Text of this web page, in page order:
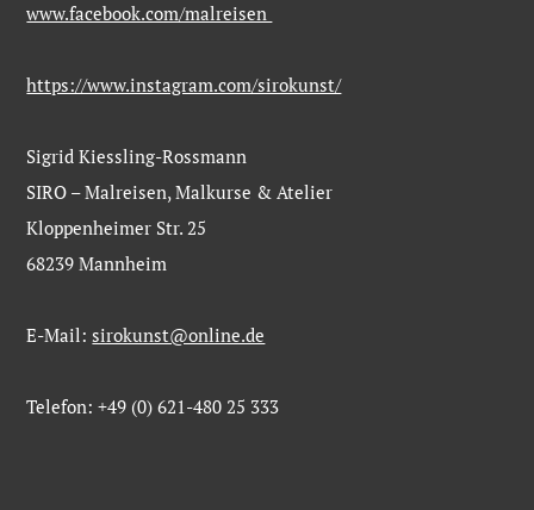
www.facebook.com/malreisen
https://www.instagram.com/sirokunst/
Sigrid Kiessling-Rossmann
SIRO – Malreisen, Malkurse & Atelier
Kloppenheimer Str. 25
68239 Mannheim
E-Mail:sirokunst@online.de
Telefon: +49 (0) 621-480 25 333